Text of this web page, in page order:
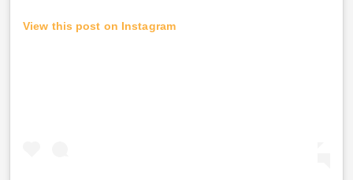
View this post on Instagram